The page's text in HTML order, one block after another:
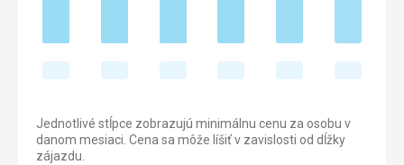
Jednotlivé stĺpce zobrazujú minimálnu cenu za osobu v
danom mesiaci. Cena sa môže líšiť v zavislosti od dĺžky
zájazdu.